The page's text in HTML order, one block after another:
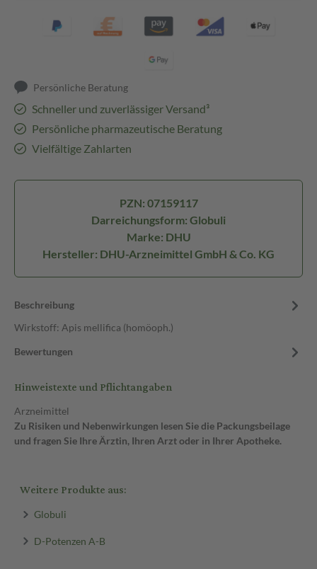
Persönliche Beratung
Schneller und zuverlässiger Versand³
Persönliche pharmazeutische Beratung
Vielfältige Zahlarten
PZN: 07159117
Darreichungsform: Globuli
Marke: DHU
Hersteller: DHU-Arzneimittel GmbH & Co. KG
Beschreibung
Wirkstoff: Apis mellifica (homöoph.)
Bewertungen
Hinweistexte und Pflichtangaben
Arzneimittel
Zu Risiken und Nebenwirkungen lesen Sie die Packungsbeilage
und fragen Sie Ihre Ärztin, Ihren Arzt oder in Ihrer Apotheke.
Weitere Produkte aus:
Globuli
D-Potenzen A-B